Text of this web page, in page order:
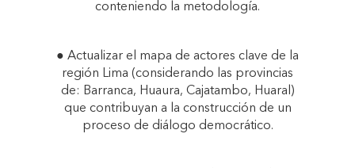
conteniendo la metodología.
● Actualizar el mapa de actores clave de la
región Lima (considerando las provincias
de: Barranca, Huaura, Cajatambo, Huaral)
que contribuyan a la construcción de un
proceso de diálogo democrático.